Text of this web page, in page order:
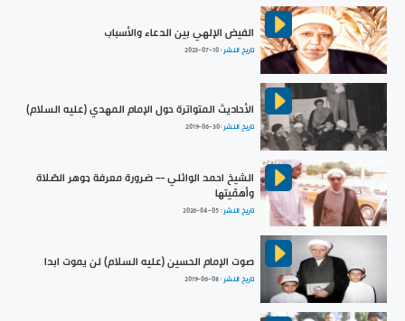
الفيض الإلهي بين الدعاء والأسباب
تاريخ النشر :2023-07-10
الأحاديث المتواترة حول الإمام المهدي (عليه السلام)
تاريخ النشر :2019-06-30
الشيخ احمد الوائلي -- ضرورة معرفة جوهر الصّلاة
وأهمّيتها
تاريخ النشر :2026-04-05
صوت الإمام الحسين (عليه السلام) لن يموت ابدا
تاريخ النشر :2019-06-08